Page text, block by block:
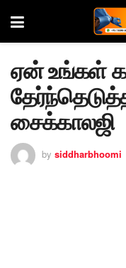
ஏன் உங்கள்
சைக்காலஜி
by siddharbhoomi